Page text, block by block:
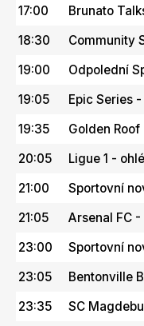
17:00
Brunato
18:30
Community
19:00
Odpolední
19:05
Epic Series
19:35
Golden
20:05
Ligue 1 -
21:00
Sportovní
21:05
Arsenal FC
23:00
Sportovní
23:05
Bentonville
23:35
SC